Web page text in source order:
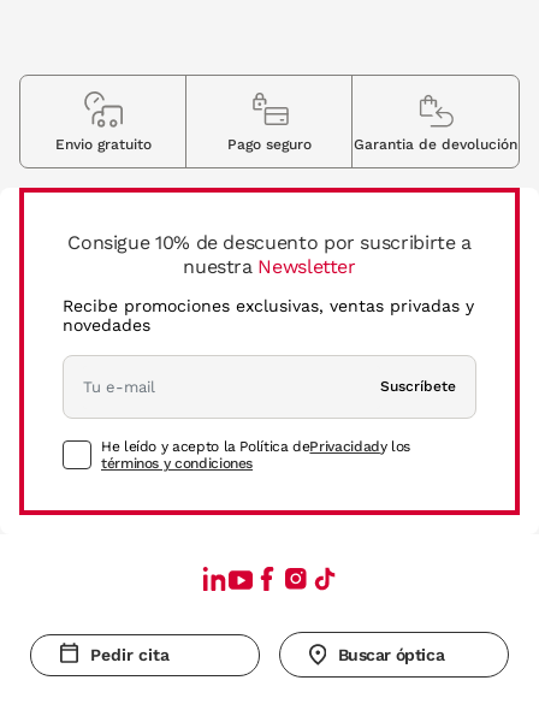
Consigue 10% de descuento por suscribirte a
nuestra Newsletter
Recibe promociones exclusivas, ventas privadas y
novedades
Suscríbete
He leído y acepto la Política dePrivacidady los
términos y condiciones
Envio gratuito Pago seguro Garantia de devolución
Pedir cita Buscar óptica